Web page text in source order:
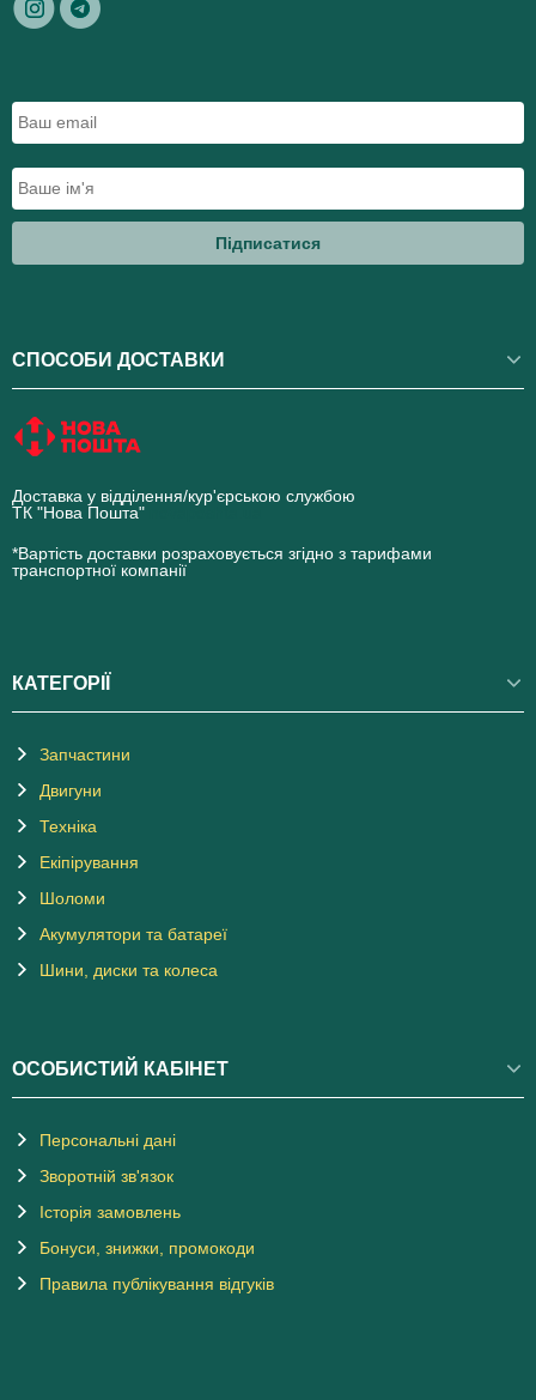
Підписатися
СПОСОБИ ДОСТАВКИ
Доставка у відділення/кур'єрською службою
ТК "Нова Пошта"
*Вартість доставки розраховується згідно з тарифами
транспортної компанії
КАТЕГОРІЇ
Запчастини
Двигуни
Техніка
Екіпірування
Шоломи
Акумулятори та батареї
Шини, диски та колеса
ОСОБИСТИЙ КАБІНЕТ
Персональні дані
Зворотній зв'язок
Історія замовлень
Бонуси, знижки, промокоди
Правила публікування відгуків